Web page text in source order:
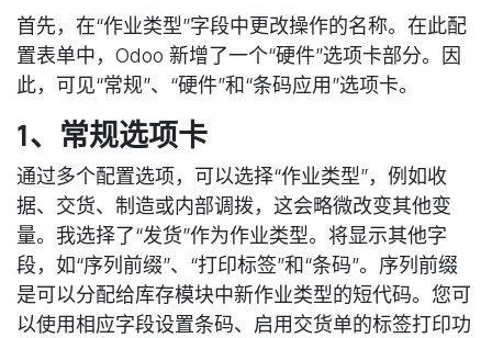
首先，在“作业类型”字段中更改操作的名称。在此配
置表单中，Odoo 新增了一个“硬件”选项卡部分。因
此，可见“常规”、“硬件”和“条码应用”选项卡。
1、常规选项卡
通过多个配置选项，可以选择“作业类型”，例如收
据、交货、制造或内部调拨，这会略微改变其他变
量。我选择了“发货”作为作业类型。将显示其他字
段，如“序列前缀”、“打印标签”和“条码”。序列前缀
是可以分配给库存模块中新作业类型的短代码。您可
以使用相应字段设置条码、启用交货单的标签打印功